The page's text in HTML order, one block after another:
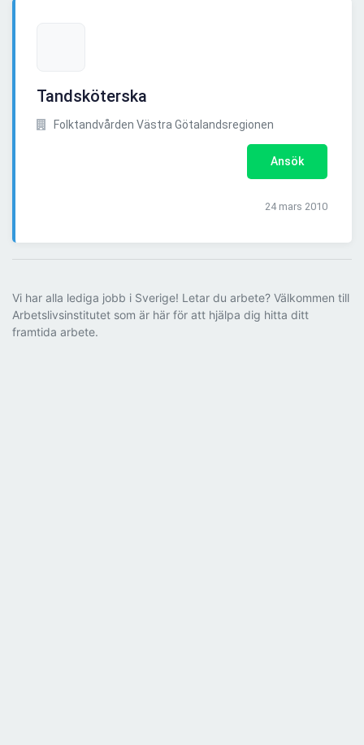
Tandsköterska
Folktandvården Västra Götalandsregionen
Ansök
24 mars 2010
Vi har alla lediga jobb i Sverige! Letar du arbete? Välkommen till
Arbetslivsinstitutet som är här för att hjälpa dig hitta ditt
framtida arbete.